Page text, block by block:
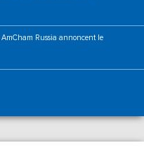
AmCham Russia annoncent le